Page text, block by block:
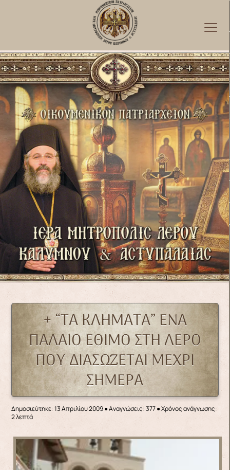
+ “ΤΑ ΚΛΗΜΑΤΑ” ΕΝΑ
ΠΑΛΑΙΟ ΕΘΙΜΟ ΣΤΗ ΛΕΡΟ
ΠΟΥ ΔΙΑΣΩΖΕΤΑΙ ΜΕΧΡΙ
ΣΗΜΕΡΑ
Δημοσιεύτηκε: 13 Απριλίου 2009●Αναγνώσεις: 377● Χρόνος ανάγνωσης:
2 λεπτά